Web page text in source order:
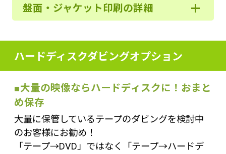
盤面・ジャケット印刷の詳細
ハードディスクダビングオプション
■大量の映像ならハードディスクに！おまと
め保存
大量に保管しているテープのダビングを検討中
のお客様にお勧め！
「テープ→DVD」ではなく「テープ→ハードデ